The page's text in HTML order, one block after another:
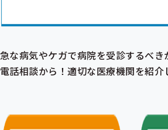
急な病気やケガで病院を受診するべき
電話相談から！適切な医療機関を紹介